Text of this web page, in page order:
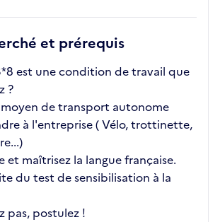
et prérequis
est une condition de travail que
?
de transport autonome
à l'entreprise ( Vélo, trottinette,
et maîtrisez la langue française.
du test de sensibilisation à la
pas, postulez !